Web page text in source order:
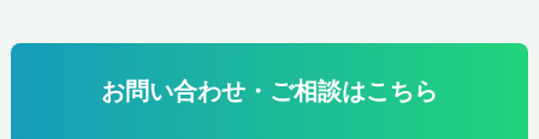
お問い合わせ・ご相談はこちら